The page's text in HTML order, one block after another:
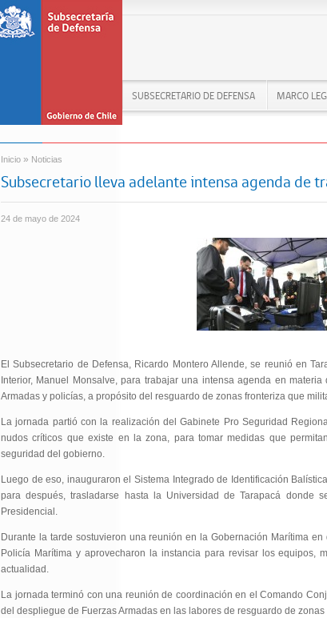
SUBSECRETARIO DE DEFENSA MARCO
Inicio » Noticias
Subsecretario lleva adelante intensa agenda de
24 de mayo de 2024
El Subsecretario de Defensa, Ricardo Montero Allende, se reunió en
Interior, Manuel Monsalve, para trabajar una intensa agenda en
Armadas y policías, a propósito del resguardo de zonas fronteriza que
La jornada partió con la realización del Gabinete Pro Seguridad
nudos críticos que existe en la zona, para tomar medidas que
seguridad del gobierno.
Luego de eso, inauguraron el Sistema Integrado de Identificación
para después, trasladarse hasta la Universidad de Tarapacá donde
Presidencial.
Durante la tarde sostuvieron una reunión en la Gobernación Marítima
Policía Marítima y aprovecharon la instancia para revisar los equipos,
actualidad.
La jornada terminó con una reunión de coordinación en el Comando
del despliegue de Fuerzas Armadas en las labores de resguardo de zonas